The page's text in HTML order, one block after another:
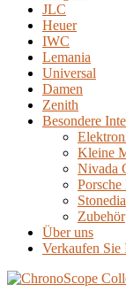
JLC
Heuer
IWC
Lemania
Universal
Damen
Zenith
Besondere
Kleine
Nivada
Porsche
Zubehör
Über uns
Verkaufen Sie